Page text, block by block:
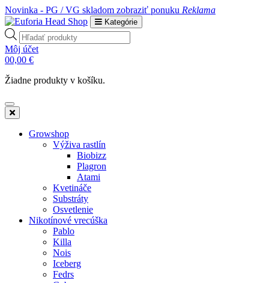
Novinka - PG / VG skladom zobraziť ponuku Reklama
Kategórie
Products
search
Môj účet
00,00 €
Žiadne produkty v košíku.
Growshop
Výživa rastlín
Biobizz
Plagron
Atami
Kvetináče
Substráty
Osvetlenie
Nikotínové vrecúška
Pablo
Killa
Nois
Iceberg
Fedrs